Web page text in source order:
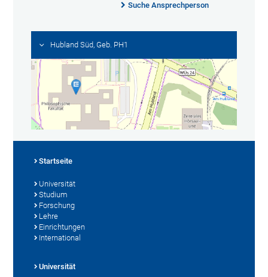
Suche Ansprechperson
Hubland Süd, Geb. PH1
Startseite
Universität
Studium
Forschung
Lehre
Einrichtungen
International
Universität